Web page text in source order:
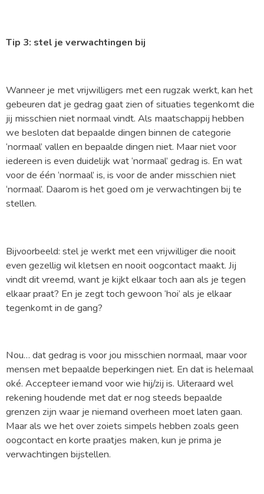
Tip 3: stel je verwachtingen bij
Wanneer je met vrijwilligers met een rugzak werkt, kan het
gebeuren dat je gedrag gaat zien of situaties tegenkomt die
jij misschien niet normaal vindt. Als maatschappij hebben
we besloten dat bepaalde dingen binnen de categorie
‘normaal’ vallen en bepaalde dingen niet. Maar niet voor
iedereen is even duidelijk wat ‘normaal’ gedrag is. En wat
voor de één ‘normaal’ is, is voor de ander misschien niet
‘normaal’. Daarom is het goed om je verwachtingen bij te
stellen.
Bijvoorbeeld: stel je werkt met een vrijwilliger die nooit
even gezellig wil kletsen en nooit oogcontact maakt. Jij
vindt dit vreemd, want je kijkt elkaar toch aan als je tegen
elkaar praat? En je zegt toch gewoon ‘hoi’ als je elkaar
tegenkomt in de gang?
Nou… dat gedrag is voor jou misschien normaal, maar voor
mensen met bepaalde beperkingen niet. En dat is helemaal
oké. Accepteer iemand voor wie hij/zij is. Uiteraard wel
rekening houdende met dat er nog steeds bepaalde
grenzen zijn waar je niemand overheen moet laten gaan.
Maar als we het over zoiets simpels hebben zoals geen
oogcontact en korte praatjes maken, kun je prima je
verwachtingen bijstellen.